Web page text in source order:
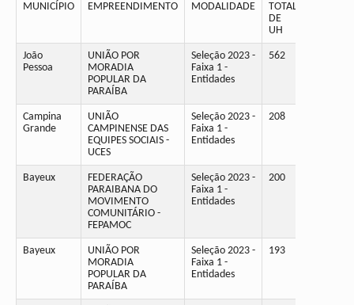
MUNICÍPIO EMPREENDIMENTO MODALIDADE
TOTAL
DE
UH
João
Pessoa
UNIÃO POR
MORADIA
POPULAR DA
PARAÍBA
Seleção 2023 -
Faixa 1 -
Entidades
562
Campina
Grande
UNIÃO
CAMPINENSE DAS
EQUIPES SOCIAIS -
UCES
Seleção 2023 -
Faixa 1 -
Entidades
208
Bayeux
FEDERAÇÃO
PARAIBANA DO
MOVIMENTO
COMUNITÁRIO -
FEPAMOC
Seleção 2023 -
Faixa 1 -
Entidades
200
Bayeux
UNIÃO POR
MORADIA
POPULAR DA
PARAÍBA
Seleção 2023 -
Faixa 1 -
Entidades
193